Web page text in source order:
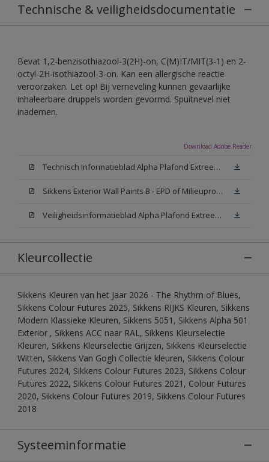
Technische & veiligheidsdocumentatie
Bevat 1,2-benzisothiazool-3(2H)-on, C(M)IT/MIT(3-1) en 2-
octyl-2H-isothiazool-3-on. Kan een allergische reactie
veroorzaken. Let op! Bij verneveling kunnen gevaarlijke
inhaleerbare druppels worden gevormd. Spuitnevel niet
inademen.
Download Adobe Reader
Technisch Informatieblad Alpha Plafond Extreem Mat (PDF)
Sikkens Exterior Wall Paints B - EPD of Milieuproductverklaring
Veiligheidsinformatieblad Alpha Plafond Extreem Mat White W05 (MSDS)
Kleurcollectie
Sikkens Kleuren van het Jaar 2026 - The Rhythm of Blues,
Sikkens Colour Futures 2025, Sikkens RIJKS Kleuren, Sikkens
Modern Klassieke Kleuren, Sikkens 5051, Sikkens Alpha 501
Exterior , Sikkens ACC naar RAL, Sikkens Kleurselectie
Kleuren, Sikkens Kleurselectie Grijzen, Sikkens Kleurselectie
Witten, Sikkens Van Gogh Collectie kleuren, Sikkens Colour
Futures 2024, Sikkens Colour Futures 2023, Sikkens Colour
Futures 2022, Sikkens Colour Futures 2021, Colour Futures
2020, Sikkens Colour Futures 2019, Sikkens Colour Futures
2018
Systeeminformatie